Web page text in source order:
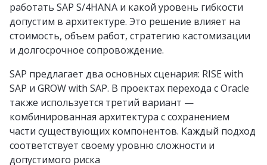
работать SAP S/4HANA и какой уровень гибкости
допустим в архитектуре. Это решение влияет на
стоимость, объем работ, стратегию кастомизации
и долгосрочное сопровождение.
SAP предлагает два основных сценария: RISE with
SAP и GROW with SAP. В проектах перехода с Oracle
также используется третий вариант —
комбинированная архитектура с сохранением
части существующих компонентов. Каждый подход
соответствует своему уровню сложности и
допустимого риска